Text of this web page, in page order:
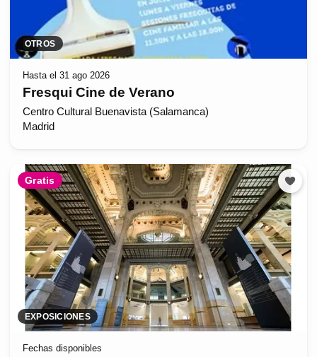
OTROS
Hasta el 31 ago 2026
Fresqui Cine de Verano
Centro Cultural Buenavista (Salamanca)
Madrid
Gratis
EXPOSICIONES
Fechas disponibles